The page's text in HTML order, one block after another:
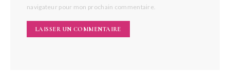
navigateur pour mon prochain commentaire.